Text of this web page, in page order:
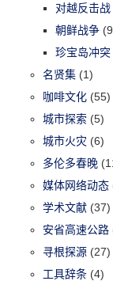
对越反击战
朝鲜战争
珍宝岛冲突
名贤集 (1)
咖啡文化 (55)
城市探索 (5)
城市火灾 (6)
多伦多春晚
媒体网络动态
学术文献 (37)
安省高速公路
寻根探源 (27)
工具辞条 (4)